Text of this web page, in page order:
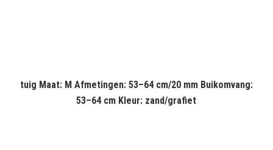
tuig Maat: M Afmetingen: 53–64 cm/20 mm Buikomvang:
53–64 cm Kleur: zand/grafiet